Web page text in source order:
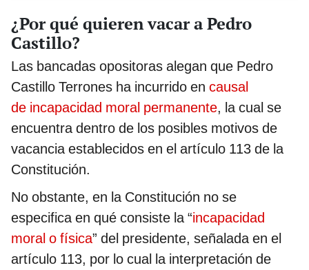
¿Por qué quieren vacar a Pedro
Castillo?
Las bancadas opositoras alegan que Pedro
Castillo Terrones ha incurrido en causal
de incapacidad moral permanente, la cual se
encuentra dentro de los posibles motivos de
vacancia establecidos en el artículo 113 de la
Constitución.
No obstante, en la Constitución no se
especifica en qué consiste la “incapacidad
moral o física” del presidente, señalada en el
artículo 113, por lo cual la interpretación de